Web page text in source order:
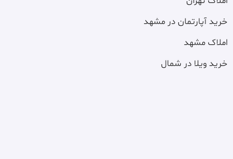
خرید آپارتمان در مشهد
املاک مشهد
خرید ویلا در شمال